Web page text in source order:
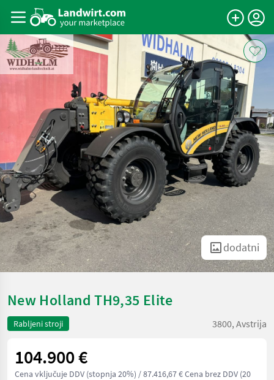
dodatni
New Holland TH9,35 Elite
Rabljeni stroji 3800, Avstrija
104.900 €
Cena vključuje DDV (stopnja 20%) / 87.416,67 € Cena brez DDV (20